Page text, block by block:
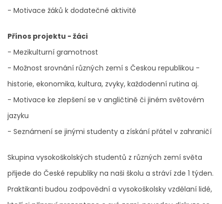
- Motivace žáků k dodatečné aktivitě
Přínos projektu - žáci
- Mezikulturní gramotnost
- Možnost srovnání různých zemí s Českou republikou -
historie, ekonomika, kultura, zvyky, každodenní rutina aj.
- Motivace ke zlepšení se v angličtině či jiném světovém
jazyku
- Seznámení se jinými studenty a získání přátel v zahraničí
Skupina vysokoškolských studentů z různých zemí světa
přijede do České republiky na naši školu a stráví zde 1 týden.
Praktikanti budou zodpovědní a vysokoškolsky vzdělaní lidé,